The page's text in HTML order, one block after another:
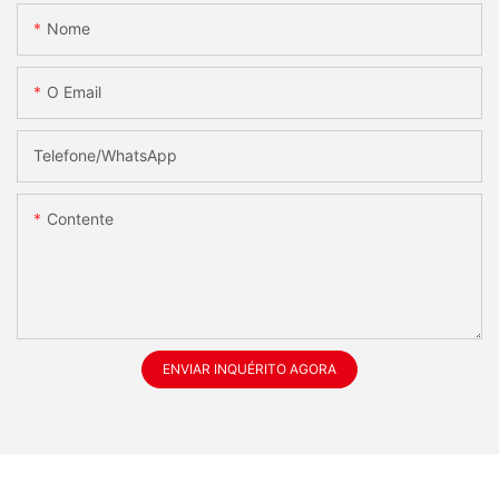
Nome
O Email
Telefone/whatsApp
Contente
ENVIAR INQUÉRITO AGORA